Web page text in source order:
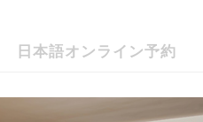
日本語オンライン予約